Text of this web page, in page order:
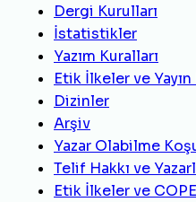
Dergi Kurulları
İstatistikler
Yazım Kuralları
Etik İlkeler ve
Dizinler
Arşiv
Yazar Olabilme
Telif Hakkı ve
Etik İlkeler ve COPE